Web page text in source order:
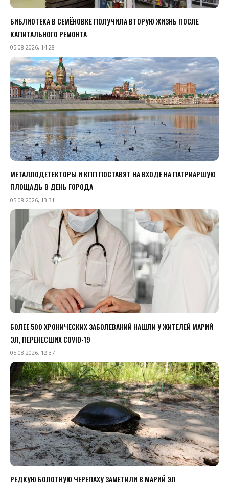
БИБЛИОТЕКА В СЕМЁНОВКЕ ПОЛУЧИЛА ВТОРУЮ ЖИЗНЬ ПОСЛЕ
КАПИТАЛЬНОГО РЕМОНТА
05.08.2026, 14:28
МЕТАЛЛОДЕТЕКТОРЫ И КПП ПОСТАВЯТ НА ВХОДЕ НА ПАТРИАРШУЮ
ПЛОЩАДЬ В ДЕНЬ ГОРОДА
05.08.2026, 13:31
БОЛЕЕ 500 ХРОНИЧЕСКИХ ЗАБОЛЕВАНИЙ НАШЛИ У ЖИТЕЛЕЙ МАРИЙ
ЭЛ, ПЕРЕНЕСШИХ COVID-19
05.08.2026, 12:37
РЕДКУЮ БОЛОТНУЮ ЧЕРЕПАХУ ЗАМЕТИЛИ В МАРИЙ ЭЛ